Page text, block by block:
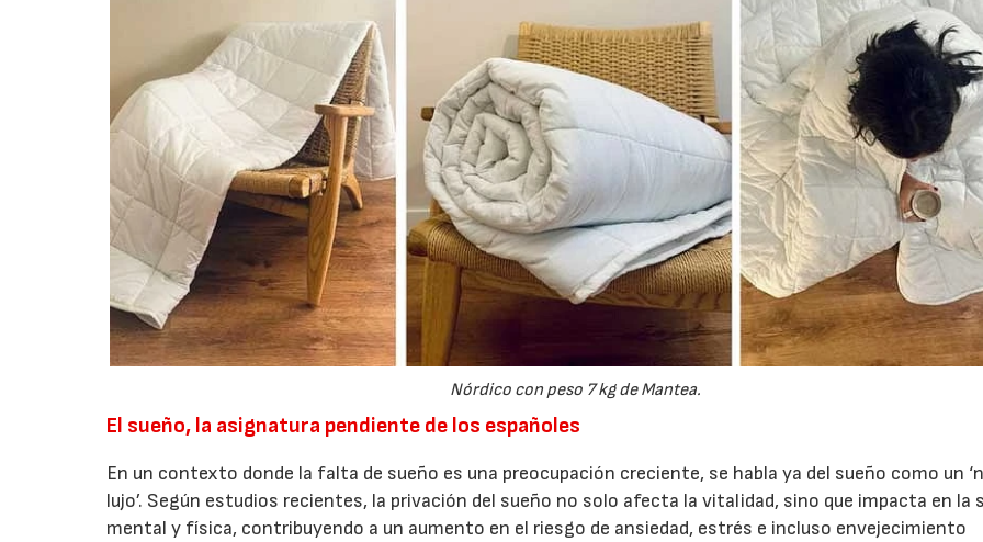
Nórdico con peso 7 kg de Mantea.
El sueño, la asignatura pendiente de los españoles
En un contexto donde la falta de sueño es una preocupación creciente, se habla ya del sueño como un
lujo’. Según estudios recientes, la privación del sueño no solo afecta la vitalidad, sino que impacta en la
mental y física, contribuyendo a un aumento en el riesgo de ansiedad, estrés e incluso envejecimiento
02/06/2026 07/07/2026